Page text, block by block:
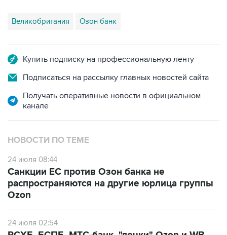
Великобритания Озон банк
Купить подписку на профессиональную ленту
Подписаться на рассылку главных новостей сайта
Получать оперативные новости в официальном
канале
НОВОСТИ ПО ТЕМЕ
24 июля 08:44
Санкции ЕС против Озон банка не
распространяются на другие юрлица группы
Ozon
24 июля 02:54